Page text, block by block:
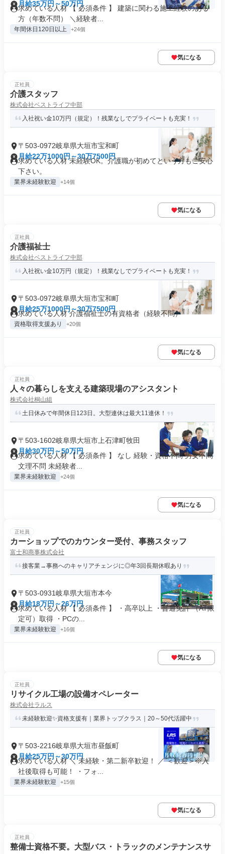
月給35万円～50万円
求めている人材 【 必須条件 】 建築に関わる施工経験のある
方（年数不問） ＼経験者...
年間休日120日以上 +24個
気になる
正社員
介護スタッフ
株式会社ベストライフ中部
入社祝い金10万円（規定）！残業なしでプライベートも充実！
〒503-0972岐阜県大垣市宝和町
月給22万1000円～30万7500円
求めている人材 未経験OK。介護職が初めてという方もご安心
下さい。
業界未経験歓迎 +14個
気になる
正社員
介護福祉士
株式会社ベストライフ中部
入社祝い金10万円（規定）！残業なしでプライベートも充実！
〒503-0972岐阜県大垣市宝和町
月給25万1000円～30万7500円
求めている人材 介護福祉士の有資格者（経験不問）
資格取得支援あり +20個
気になる
正社員
人々の暮らしを支える建築現場のアシスタント
株式会社桐山組
土日休みで年間休日123日。大型連休は最大11連休！
〒503-1602岐阜県大垣市上石津町牧田
月給30万円～50万円
求めている人材 【 必須条件 】 なし 経験・資格不問 男女不問
文理不問 未経験者...
業界未経験歓迎 +24個
気になる
正社員
カーショップでのカウンター受付、事務スタッフ
富士和商事株式会社
接客業→事務へのキャリアチェンジに◎年3回長期休暇あり
〒503-0931岐阜県大垣市本今
月給18万円～26万円
求めている人材 【 必須条件 】 ・高卒以上 ・普通免許 （AT限
定可）取得 ・PCの...
業界未経験歓迎 +16個
気になる
正社員
リサイクル工場の設備オペレーター
株式会社ラルス
未経験歓迎✨資格支援有｜業界トップクラス｜20～50代活躍中
〒503-2216岐阜県大垣市昼飯町
月給25万円～30万円
求めている人材 ＼ 未経験・第二新卒歓迎！ ／ ＜歓迎＞※入
社後取得も可能！ ・フォ...
業界未経験歓迎 +15個
気になる
正社員
整備士資格不要。大型バス・トラックのメンテナンスサ